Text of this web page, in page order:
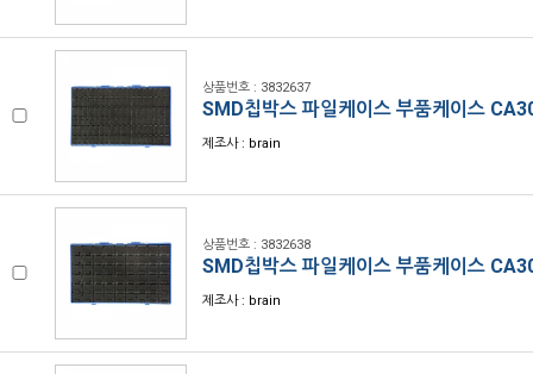
상품번호 : 3832637
SMD칩박스 파일케이스 부품케이스
제조사 : brain
상품번호 : 3832638
SMD칩박스 파일케이스 부품케이스
제조사 : brain